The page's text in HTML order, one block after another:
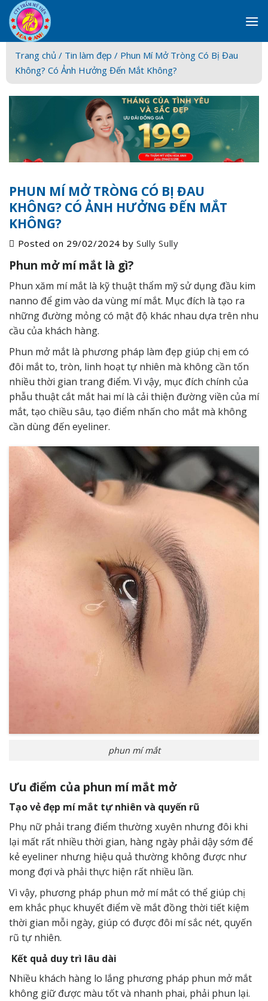
Skip
to
content
Trang chủ / Tin làm đẹp / Phun Mí Mở Tròng Có Bị Đau
Không? Có Ảnh Hưởng Đến Mắt Không?
PHUN MÍ MỞ TRÒNG CÓ BỊ ĐAU
KHÔNG? CÓ ẢNH HƯỞNG ĐẾN MẮT
KHÔNG?
Posted on 29/02/2024 bySully Sully
Phun mở mí mắt là gì?
Phun xăm mí mắt là kỹ thuật thẩm mỹ sử dụng đầu kim
nanno để gim vào da vùng mí mắt. Mục đích là tạo ra
những đường mỏng có mật độ khác nhau dựa trên nhu
cầu của khách hàng.
Phun mở mắt là phương pháp làm đẹp giúp chị em có
đôi mắt to, tròn, linh hoạt tự nhiên mà không cần tốn
nhiều thời gian trang điểm. Vì vậy, mục đích chính của
phẫu thuật cắt mắt hai mí là cải thiện đường viền của mí
mắt, tạo chiều sâu, tạo điểm nhấn cho mắt mà không
cần dùng đến eyeliner.
phun mí mắt
Ưu điểm của phun mí mắt mở
Tạo vẻ đẹp mí mắt tự nhiên và quyến rũ
Phụ nữ phải trang điểm thường xuyên nhưng đôi khi
lại mất rất nhiều thời gian, hàng ngày phải dậy sớm để
kẻ eyeliner nhưng hiệu quả thường không được như
mong đợi và phải thực hiện rất nhiều lần.
Vì vậy, phương pháp phun mở mí mắt có thể giúp chị
em khắc phục khuyết điểm về mắt đồng thời tiết kiệm
thời gian mỗi ngày, giúp có được đôi mí sắc nét, quyến
rũ tự nhiên.
Kết quả duy trì lâu dài
Nhiều khách hàng lo lắng phương pháp phun mở mắt
không giữ được màu tốt và nhanh phai, phải phun lại.